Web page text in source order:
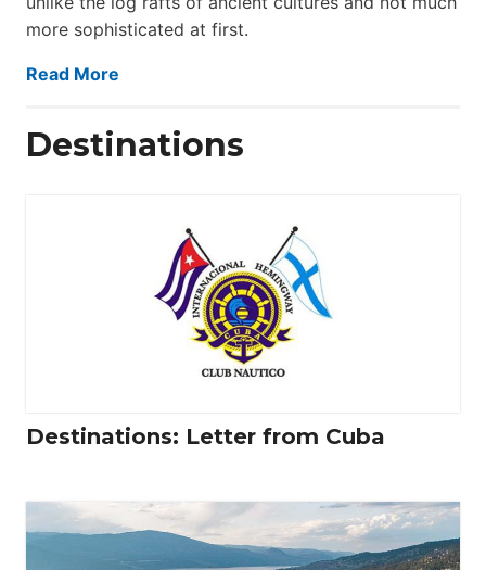
more sophisticated at first.
Read More
Destinations
Destinations: Letter from Cuba